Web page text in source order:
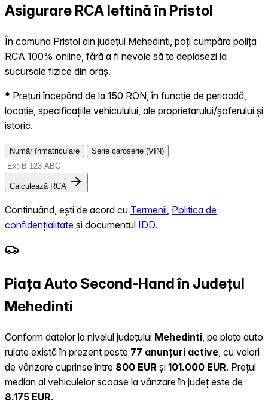
Asigurare RCA Ieftină în Pristol
În comuna Pristol din județul Mehedinti, poți cumpăra polița
RCA 100% online, fără a fi nevoie să te deplasezi la
sucursale fizice din oraș.
* Prețuri începând de la 150 RON, în funcție de perioadă,
locație, specificațiile vehiculului, ale proprietarului/șoferului și
istoric.
Număr înmatriculare Serie caroserie (VIN)
Calculează RCA
Continuând, ești de acord cu Termenii Politica de
confidențialitate și documentul IDD.
Piața Auto Second-Hand în Județul
Mehedinti
Conform datelor la nivelul județului Mehedinti , pe piața auto
rulate există în prezent peste 77 anunțuri active , cu valori
de vânzare cuprinse între 800 EUR și 101.000 EUR. Prețul
median al vehiculelor scoase la vânzare în județ este de
8.175 EUR.